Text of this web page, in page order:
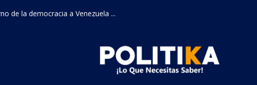
de la democracia a Venezuela ...